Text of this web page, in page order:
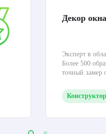
Декор
Эксперт в
Более 500
точный замер